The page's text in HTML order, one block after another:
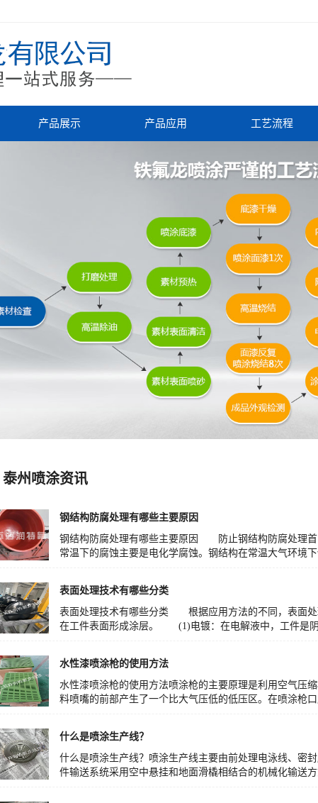
产品展示 产品应用 工艺流程
泰州喷涂资讯
钢结构防腐处理有哪些主要原因
钢结构防腐处理有哪些主要原因 防止钢结构防腐处
常温下的腐蚀主要是电化学腐蚀。钢结构在常温大气环境
表面处理技术有哪些分类
表面处理技术有哪些分类 根据应用方法的不同，表
在工件表面形成涂层。 (1)电镀：在电解液中，工件是
水性漆喷涂枪的使用方法
水性漆喷涂枪的使用方法喷涂枪的主要原理是利用空气压
料喷嘴的前部产生了一个比大气压低的低压区。在喷涂枪
什么是喷涂生产线？
什么是喷涂生产线？喷涂生产线主要由前处理电泳线、密
件输送系统采用空中悬挂和地面滑橇相结合的机械化输送